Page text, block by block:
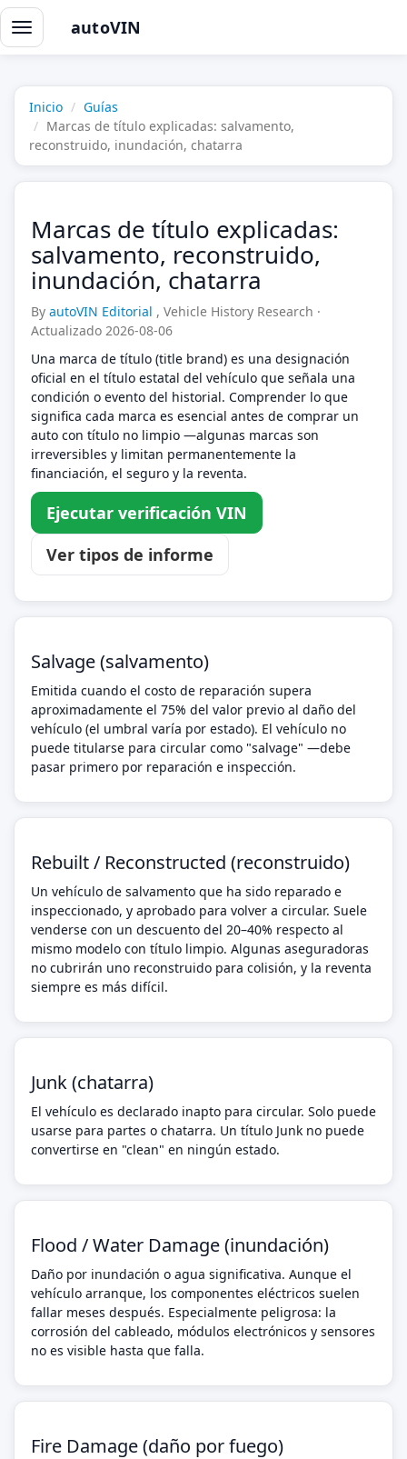
Alternar
navegación
autoVIN
Inicio
Guías
Marcas de título explicadas: salvamento,
reconstruido, inundación, chatarra
Marcas de título explicadas:
salvamento, reconstruido,
inundación, chatarra
By autoVIN Editorial , Vehicle History Research ·
Actualizado 2026-08-06
Una marca de título (title brand) es una designación
oficial en el título estatal del vehículo que señala una
condición o evento del historial. Comprender lo que
significa cada marca es esencial antes de comprar un
auto con título no limpio —algunas marcas son
irreversibles y limitan permanentemente la
financiación, el seguro y la reventa.
Ejecutar verificación VIN
Ver tipos de informe
Salvage (salvamento)
Emitida cuando el costo de reparación supera
aproximadamente el 75% del valor previo al daño del
vehículo (el umbral varía por estado). El vehículo no
puede titularse para circular como "salvage" —debe
pasar primero por reparación e inspección.
Rebuilt / Reconstructed (reconstruido)
Un vehículo de salvamento que ha sido reparado e
inspeccionado, y aprobado para volver a circular. Suele
venderse con un descuento del 20–40% respecto al
mismo modelo con título limpio. Algunas aseguradoras
no cubrirán uno reconstruido para colisión, y la reventa
siempre es más difícil.
Junk (chatarra)
El vehículo es declarado inapto para circular. Solo puede
usarse para partes o chatarra. Un título Junk no puede
convertirse en "clean" en ningún estado.
Flood / Water Damage (inundación)
Daño por inundación o agua significativa. Aunque el
vehículo arranque, los componentes eléctricos suelen
fallar meses después. Especialmente peligrosa: la
corrosión del cableado, módulos electrónicos y sensores
no es visible hasta que falla.
Fire Damage (daño por fuego)